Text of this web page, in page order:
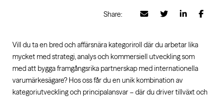
Share:
Vill du ta en bred och affärsnära kategoriroll där du arbetar lika
mycket med strategi, analys och kommersiell utveckling som
med att bygga framgångsrika partnerskap med internationella
varumärkesägare? Hos oss får du en unik kombination av
kategoriutveckling och principalansvar – där du driver tillväxt och